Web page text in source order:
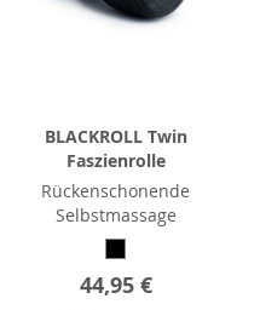
BLACKROLL Twin
Faszienrolle
Rückenschonende
Selbstmassage
44,95 €